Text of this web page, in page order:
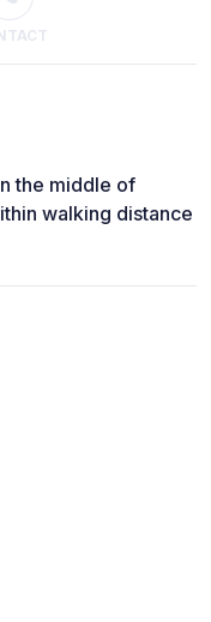
the middle of
walking distance